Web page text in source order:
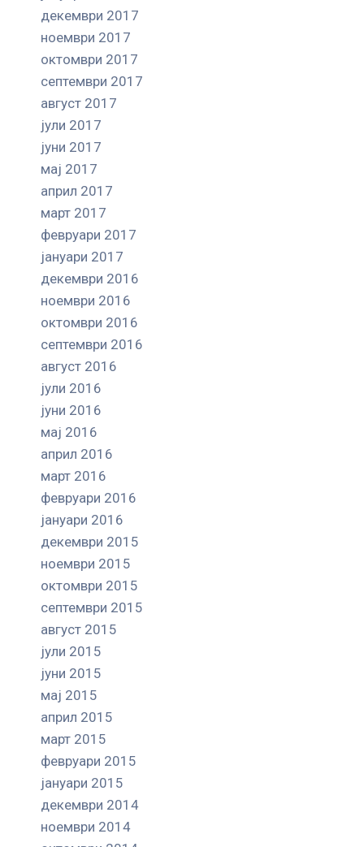
декември 2017
ноември 2017
октомври 2017
септември 2017
август 2017
јули 2017
јуни 2017
мај 2017
април 2017
март 2017
февруари 2017
јануари 2017
декември 2016
ноември 2016
октомври 2016
септември 2016
август 2016
јули 2016
јуни 2016
мај 2016
април 2016
март 2016
февруари 2016
јануари 2016
декември 2015
ноември 2015
октомври 2015
септември 2015
август 2015
јули 2015
јуни 2015
мај 2015
април 2015
март 2015
февруари 2015
јануари 2015
декември 2014
ноември 2014